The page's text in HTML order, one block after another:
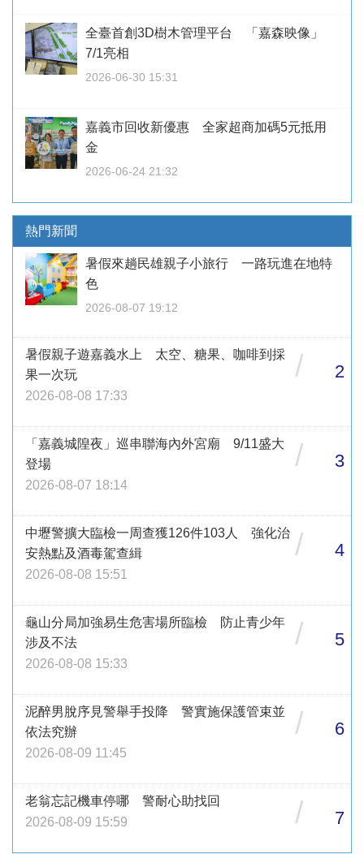
全臺首創3D樹木管理平台 「嘉森映像」
7/1亮相
2026-06-30 15:31
嘉義市回收新優惠 全家超商加碼5元抵用
金
2026-06-24 21:32
熱門新聞
暑假來趟民雄親子小旅行 一路玩進在地特
色
2026-08-07 19:12
暑假親子遊嘉義水上 太空、糖果、咖啡到採
果一次玩
2026-08-08 17:33
/ 2
「嘉義城隍夜」巡串聯海內外宮廟 9/11盛大
登場
2026-08-07 18:14
/ 3
中壢警擴大臨檢一周查獲126件103人 強化治
安熱點及酒毒駕查緝
2026-08-08 15:51
/ 4
龜山分局加強易生危害場所臨檢 防止青少年
涉及不法
2026-08-08 15:33
/ 5
泥醉男脫序見警舉手投降 警實施保護管束並
依法究辦
2026-08-09 11:45
/ 6
老翁忘記機車停哪 警耐心助找回
2026-08-09 15:59
/ 7